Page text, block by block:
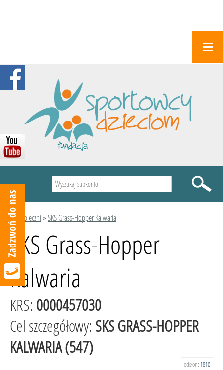
Podopieczni»SKS Grass-Hopper Kalwaria
SKS Grass-Hopper
Kalwaria
KRS: 0000457030
Cel szczegółowy: SKS GRASS-HOPPER
KALWARIA (547)
odsłon: 1810